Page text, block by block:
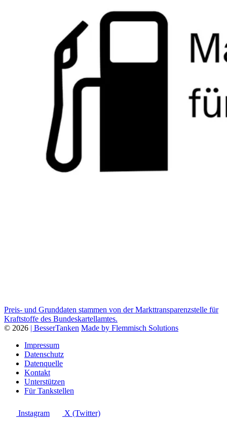
Preis- und Grunddaten stammen von der Markttransparenzstelle für
Kraftstoffe des Bundeskartellamtes.
© 2026 | BesserTanken Made by Flemmisch Solutions
Impressum
Datenschutz
Datenquelle
Kontakt
Unterstützen
Für Tankstellen
Instagram X (Twitter)